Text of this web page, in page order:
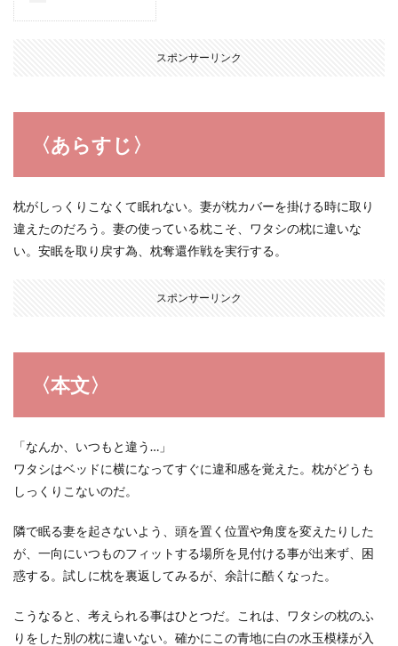
スポンサーリンク
〈あらすじ〉
枕がしっくりこなくて眠れない。妻が枕カバーを掛ける時に取り
違えたのだろう。妻の使っている枕こそ、ワタシの枕に違いな
い。安眠を取り戻す為、枕奪還作戦を実行する。
スポンサーリンク
〈本文〉
「なんか、いつもと違う…」
ワタシはベッドに横になってすぐに違和感を覚えた。枕がどうも
しっくりこないのだ。
隣で眠る妻を起さないよう、頭を置く位置や角度を変えたりした
が、一向にいつものフィットする場所を見付ける事が出来ず、困
惑する。試しに枕を裏返してみるが、余計に酷くなった。
こうなると、考えられる事はひとつだ。これは、ワタシの枕のふ
りをした別の枕に違いない。確かにこの青地に白の水玉模様が入